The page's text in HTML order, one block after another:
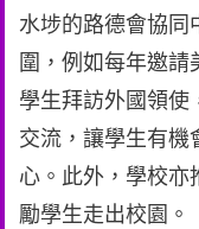
水埗的路德會協同
圍，例如每年邀
學生拜訪外國領使
交流，讓學生有機
心。此外，學校亦
勵學生走出校園。